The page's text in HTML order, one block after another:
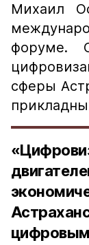
Михаил
форуме.
сферы